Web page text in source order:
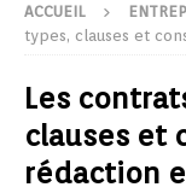
ACCUEIL
types, clauses et
Les
clauses et
rédaction